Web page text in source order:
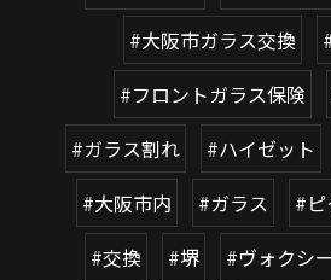
#大阪市ガラス交換
#フロントガラス保険
#ガラス割れ
#ハイゼット
#大阪市内
#ガラス
#ピ
#交換
#堺 #ヴォクシー